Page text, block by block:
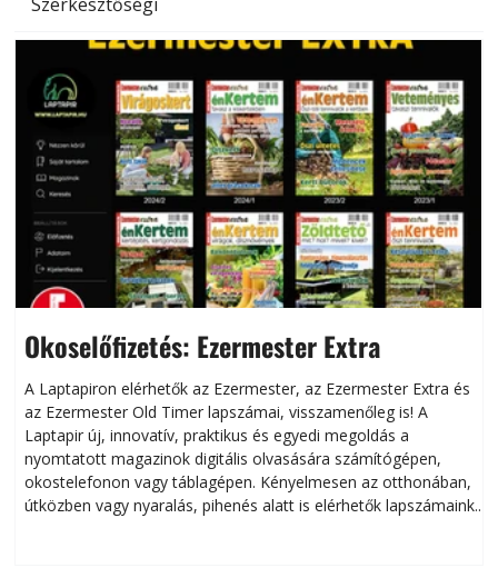
Okoselőfizetés: Ezermester Extra
A Laptapiron elérhetők az Ezermester, az Ezermester Extra és
az Ezermester Old Timer lapszámai, visszamenőleg is! A
Laptapir új, innovatív, praktikus és egyedi megoldás a
nyomtatott magazinok digitális olvasására számítógépen,
okostelefonon vagy táblagépen. Kényelmesen az otthonában,
útközben vagy nyaralás, pihenés alatt is elérhetők lapszámaink.